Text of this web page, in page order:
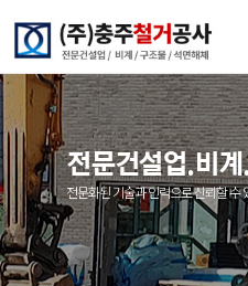
전문건설업.비
전문화된 기술과 인력으로 신뢰할 수